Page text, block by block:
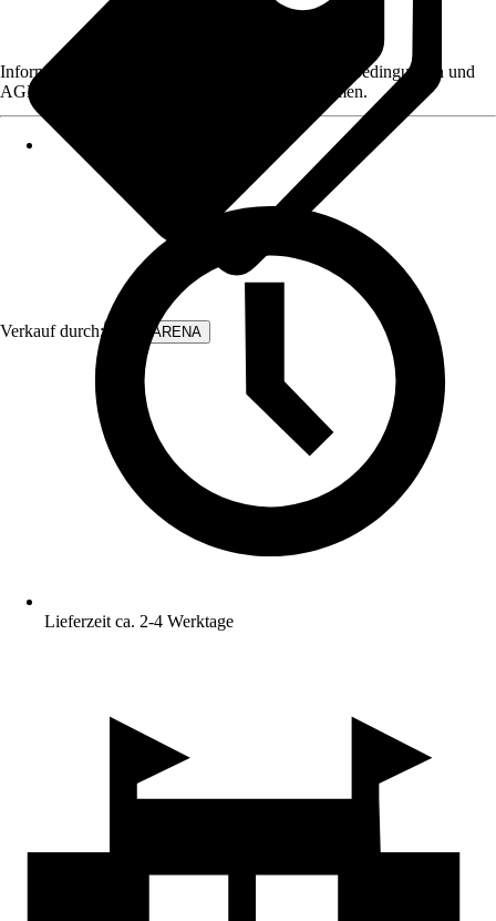
Verkauf durch: WALLARENA
Informationen des Verkäufers, wie z. B. Rückgabebedingungen und
AGB, finden Sie bei Klick auf den Verkäufernamen.
Lieferzeit ca. 2-4 Werktage